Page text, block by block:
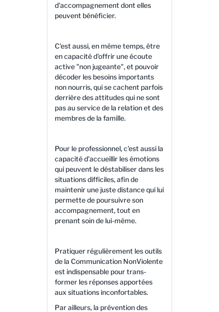
d'accompagnement dont elles
peuvent bénéficier.
C'est aussi, en même temps, être
en capacité d'offrir une écoute
active "non jugeante", et pouvoir
décoder les besoins importants
non nourris, qui se cachent parfois
derrière des attitudes qui ne sont
pas au service de la relation et des
membres de la famille.
Pour le professionnel, c'est aussi la
capacité d'accueillir les émotions
qui peuvent le déstabiliser dans les
situations difficiles, afin de
maintenir une juste distance qui lui
permette de poursuivre son
accompagnement, tout en
prenant soin de lui-même.
Pratiquer régulièrement les outils
de la Communication NonViolente
est indispensable pour trans-
former les réponses apportées
aux situations inconfortables.
Par ailleurs, la prévention des